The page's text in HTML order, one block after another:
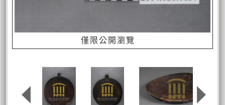
僅限公開瀏覽